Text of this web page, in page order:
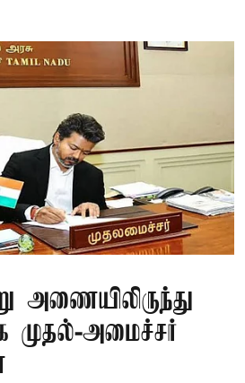
அணையிலிருந்து
முதல்-அமைச்சர்